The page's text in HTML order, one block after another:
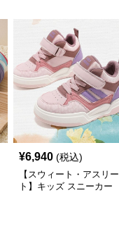
¥6,940 (税込)
【スウィート・アスリー
ト】キッズ スニーカー